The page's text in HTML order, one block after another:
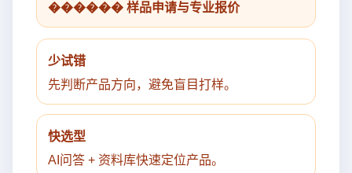
������ 样品申请与专业报价
少试错
先判断产品方向，避免盲目打样。
快选型
AI问答 + 资料库快速定位产品。